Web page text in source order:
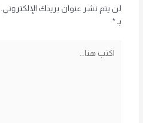
لن يتم نشر عنوان بريدك الإلكتروني.
بـ *
هنا...